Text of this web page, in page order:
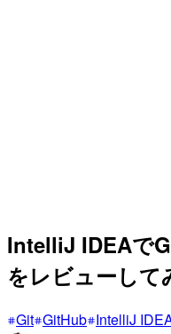
IntelliJ IDEAで
をレビューして
Git GitHub IntelliJ